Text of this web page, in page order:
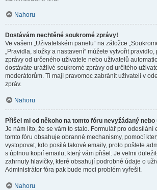
Nahoru
Dostávám nechtěné soukromé zprávy!
Ve vašem „Uživatelském panelu“ na záložce
„Pravidla, složky a nastavení“ můžete vytvořit
zprávy od určeného uživatele nebo uživatelů
dostáváte urážlivé soukromé zprávy od určitého
moderátorům. Ti mají pravomoc zabránit uživateli v
zpráv.
Nahoru
Přišel mi od někoho na tomto fóru nevyžádaný
Je nám líto, že se vám to stalo. Formulář pro odesílání
tomto fóru obsahuje obranné mechanismy, pomocí
vystopovat, kdo posílá takové emaily, proto pošlete
s úplnou kopií emailu, který vám přišel. Je velmi
zahrnuty hlavičky, které obsahují podrobné údaje o
Administrátor fóra pak bude moci problém vyřešit.
Nahoru